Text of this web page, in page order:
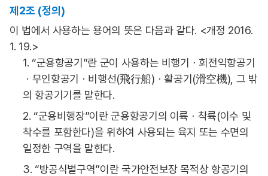
제2조 (정의)
이 법에서 사용하는 용어의 뜻은 다음과 같다. <개정 2016.
1. 19.>
1. “군용항공기”란 군이 사용하는 비행기ㆍ회전익항공기
ㆍ무인항공기ㆍ비행선(飛行船)ㆍ활공기(滑空機), 그 밖
의 항공기기를 말한다.
2. “군용비행장”이란 군용항공기의 이륙ㆍ착륙(이수 및
착수를 포함한다)을 위하여 사용되는 육지 또는 수면의
일정한 구역을 말한다.
3. “방공식별구역”이란 국가안전보장 목적상 항공기의